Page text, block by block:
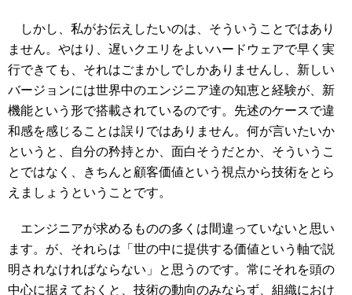
しかし、私がお伝えしたいのは、そういうことではあり
ません。やはり、遅いクエリをよいハードウェアで早く実
行できても、それはごまかしでしかありませんし、新しい
バージョンには世界中のエンジニア達の知恵と経験が、新
機能という形で搭載されているのです。先述のケースで違
和感を感じることは誤りではありません。何が言いたいか
というと、自分の矜持とか、面白そうだとか、そういうこ
とではなく、きちんと顧客価値という視点から技術をとら
えましょうということです。
エンジニアが求めるものの多くは間違っていないと思い
ます。が、それらは「世の中に提供する価値という軸で説
明されなければならない」と思うのです。常にそれを頭の
中心に据えておくと、技術の動向のみならず、組織におけ